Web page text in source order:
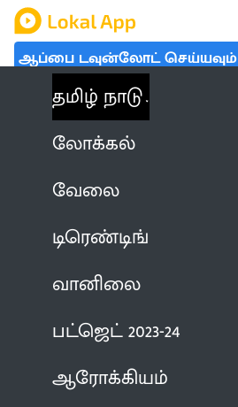
ஆப்பை டவுன்லோட் செய்யவும்
தமிழ் நாடு
லோக்கல்
வேலை
டிரெண்டிங்
வானிலை
பட்ஜெட் 2023-24
ஆரோக்கியம்